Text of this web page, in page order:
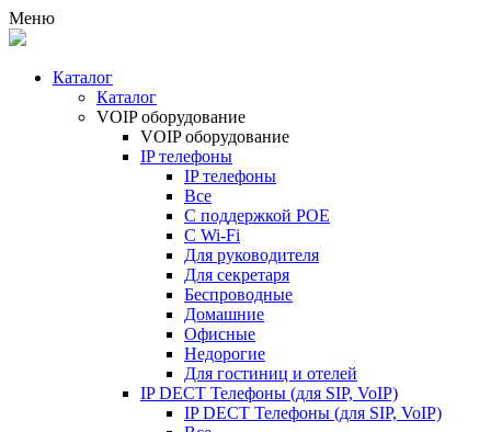
Меню
Каталог
Каталог
VOIP оборудование
VOIP оборудование
IP телефоны
IP телефоны
Все
С поддержкой POE
C Wi-Fi
Для руководителя
Для секретаря
Беспроводные
Домашние
Офисные
Недорогие
Для гостиниц и отелей
IP DECT Телефоны (для SIP, VoIP)
IP DECT Телефоны (для SIP, VoIP)